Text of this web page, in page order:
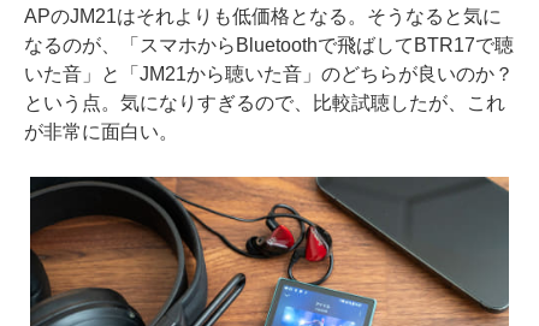
APのJM21はそれよりも低価格となる。そうなると気に
なるのが、「スマホからBluetoothで飛ばしてBTR17で聴
いた音」と「JM21から聴いた音」のどちらが良いのか？
という点。気になりすぎるので、比較試聴したが、これ
が非常に面白い。